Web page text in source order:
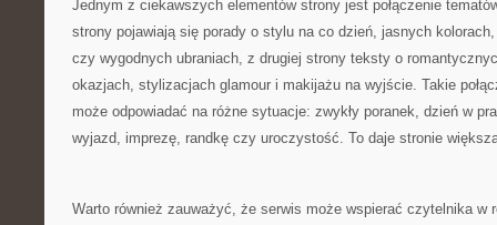
Jednym z ciekawszych elementów strony jest połączenie
strony pojawiają się porady o stylu na co dzień, jasnych
czy wygodnych ubraniach, z drugiej strony teksty o
okazjach, stylizacjach glamour i makijażu na wyjście. Takie
może odpowiadać na różne sytuacje: zwykły poranek, dzień w
wyjazd, imprezę, randkę czy uroczystość. To daje stronie
Warto również zauważyć, że serwis może wspierać czytelnika w